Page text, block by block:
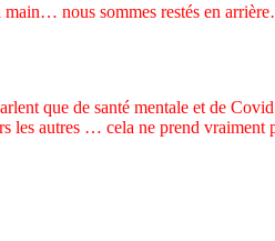
nous sommes restés en
que de santé mentale et de
les autres … cela ne prend vraiment